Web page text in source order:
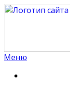
Меню